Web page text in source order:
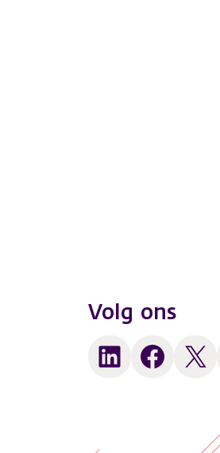
Volg ons
LinkedIn Facebook X